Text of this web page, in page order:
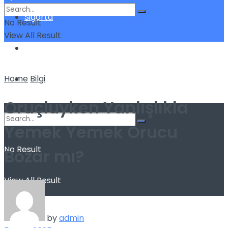
Sigorta
Yatırım
No Result
View All Result
No Result
View All Result
Home Bilgi
Oruçluyken Yanlışlıkla
Yemek Yemek Orucu
Bozar mı?
byadmin